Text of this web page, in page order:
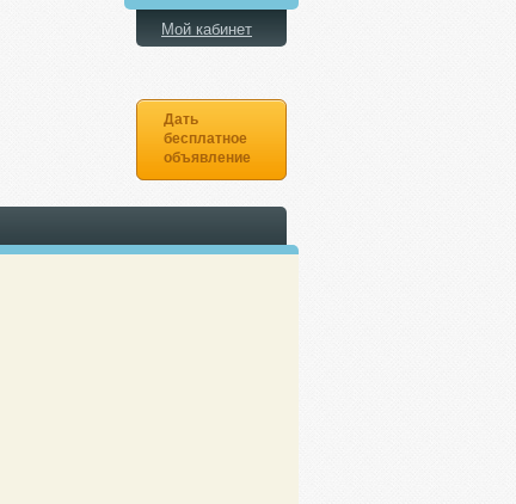
Мой кабинет
Дать
бесплатное
объявление